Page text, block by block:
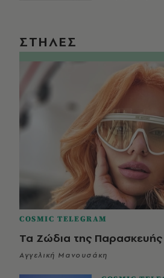
ΣΤΗΛΕΣ
COSMIC TELEGRAM
Τα Ζώδια της
Αγγελική Μανουσάκη